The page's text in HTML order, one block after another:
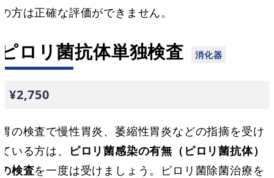
の方は正確な評価ができません。
ピロリ菌抗体単独検査
¥2,750
胃の検査で慢性胃炎、萎縮性胃炎などの指摘を受け
ている方は、
ピロリ菌感染の有無（ピロリ菌抗体）
の検査を一度は受けましょう。ピロリ菌除菌治療を